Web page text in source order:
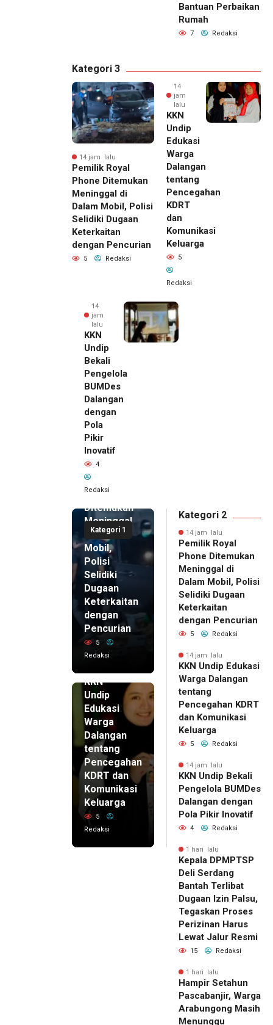
Bantuan Perbaikan
Rumah
7 Redaksi
Kategori 3
14 jam lalu
Pemilik Royal
Phone Ditemukan
Meninggal di
Dalam Mobil, Polisi
Selidiki Dugaan
Keterkaitan
dengan Pencurian
5 Redaksi
14
jam
lalu
KKN
Undip
Edukasi
Warga
Dalangan
tentang
Pencegahan
KDRT
dan
Komunikasi
Keluarga
5
Redaksi
14
jam
lalu
KKN
Undip
Bekali
Pengelola
BUMDes
Dalangan
dengan
Pola
Pikir
Inovatif
4
Redaksi
Kategori 1
14 jam lalu
Pemilik
Royal
Phone
Ditemukan
Meninggal
di Dalam
Mobil,
Polisi
Selidiki
Dugaan
Keterkaitan
dengan
Pencurian
5
Redaksi
KKN
Undip
Edukasi
Warga
Dalangan
tentang
Pencegahan
KDRT dan
Komunikasi
Keluarga
5
Redaksi
Kategori 2
14 jam lalu
Pemilik Royal
Phone Ditemukan
Meninggal di
Dalam Mobil, Polisi
Selidiki Dugaan
Keterkaitan
dengan Pencurian
5 Redaksi
14 jam lalu
KKN Undip Edukasi
Warga Dalangan
tentang
Pencegahan KDRT
dan Komunikasi
Keluarga
5 Redaksi
14 jam lalu
KKN Undip Bekali
Pengelola BUMDes
Dalangan dengan
Pola Pikir Inovatif
4 Redaksi
1 hari lalu
Kepala DPMPTSP
Deli Serdang
Bantah Terlibat
Dugaan Izin Palsu,
Tegaskan Proses
Perizinan Harus
Lewat Jalur Resmi
15 Redaksi
1 hari lalu
Hampir Setahun
Pascabanjir, Warga
Arabungong Masih
Menunggu